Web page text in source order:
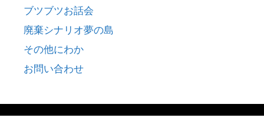
ブツブツお話会
廃棄シナリオ夢の島
その他にわか
お問い合わせ